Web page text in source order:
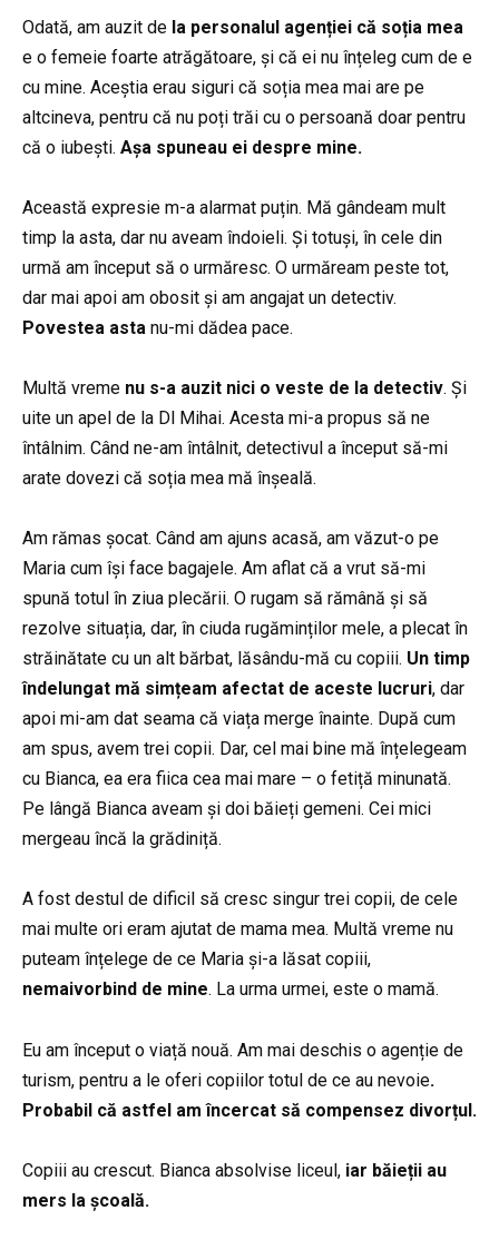
Odată, am auzit de la personalul agenției că soția mea
e o femeie foarte atrăgătoare, și că ei nu înțeleg cum de e
cu mine. Aceștia erau siguri că soția mea mai are pe
altcineva, pentru că nu poți trăi cu o persoană doar pentru
că o iubești. Așa spuneau ei despre mine.
Această expresie m-a alarmat puțin. Mă gândeam mult
timp la asta, dar nu aveam îndoieli. Și totuși, în cele din
urmă am început să o urmăresc. O urmăream peste tot,
dar mai apoi am obosit și am angajat un detectiv.
Povestea asta nu-mi dădea pace.
Multă vreme nu s-a auzit nici o veste de la detectiv. Și
uite un apel de la Dl Mihai. Acesta mi-a propus să ne
întâlnim. Când ne-am întâlnit, detectivul a început să-mi
arate dovezi că soția mea mă înșeală.
Am rămas șocat. Când am ajuns acasă, am văzut-o pe
Maria cum își face bagajele. Am aflat că a vrut să-mi
spună totul în ziua plecării. O rugam să rămână și să
rezolve situația, dar, în ciuda rugăminților mele, a plecat în
străinătate cu un alt bărbat, lăsându-mă cu copiii. Un timp
îndelungat mă simțeam afectat de aceste lucruri, dar
apoi mi-am dat seama că viața merge înainte. După cum
am spus, avem trei copii. Dar, cel mai bine mă înțelegeam
cu Bianca, ea era fiica cea mai mare – o fetiță minunată.
Pe lângă Bianca aveam și doi băieți gemeni. Cei mici
mergeau încă la grădiniță.
A fost destul de dificil să cresc singur trei copii, de cele
mai multe ori eram ajutat de mama mea. Multă vreme nu
puteam înțelege de ce Maria și-a lăsat copiii,
nemaivorbind de mine. La urma urmei, este o mamă.
Eu am început o viață nouă. Am mai deschis o agenție de
turism, pentru a le oferi copiilor totul de ce au nevoie.
Probabil că astfel am încercat să compensez divorțul.
Copiii au crescut. Bianca absolvise liceul, iar băieții au
mers la școală.